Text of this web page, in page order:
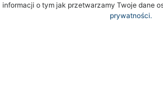
informacji o tym jak przetwarzamy Twoje dane
prywatności.